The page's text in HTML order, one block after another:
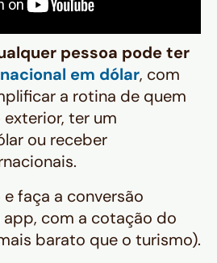
pessoa pode ter
em dólar, com
a rotina de quem
ter um
ou receber
faça a conversão
com a cotação do
barato que o turismo).